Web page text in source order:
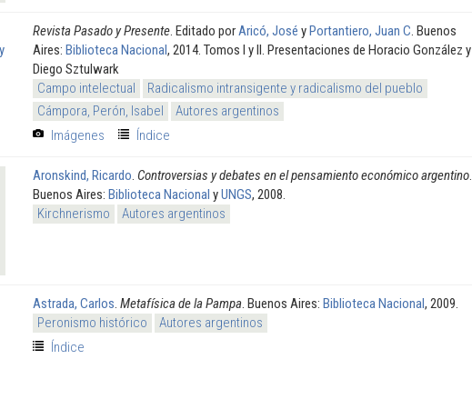
Revista Pasado y Presente. Editado porAricó, José yPortantiero, Juan C. Buenos
Aires: Biblioteca Nacional, 2014. Tomos I y II. Presentaciones de Horacio González y
Diego Sztulwark
Campo intelectual
Radicalismo intransigente y radicalismo del pueblo
Cámpora, Perón, Isabel
Autores argentinos
Imágenes
Índice
Aronskind, Ricardo. Controversias y debates en el pensamiento económico argentino.
Buenos Aires: Biblioteca Nacional yUNGS, 2008.
Kirchnerismo
Autores argentinos
Astrada, Carlos. Metafísica de la Pampa. Buenos Aires: Biblioteca Nacional, 2009.
Peronismo histórico
Autores argentinos
Índice